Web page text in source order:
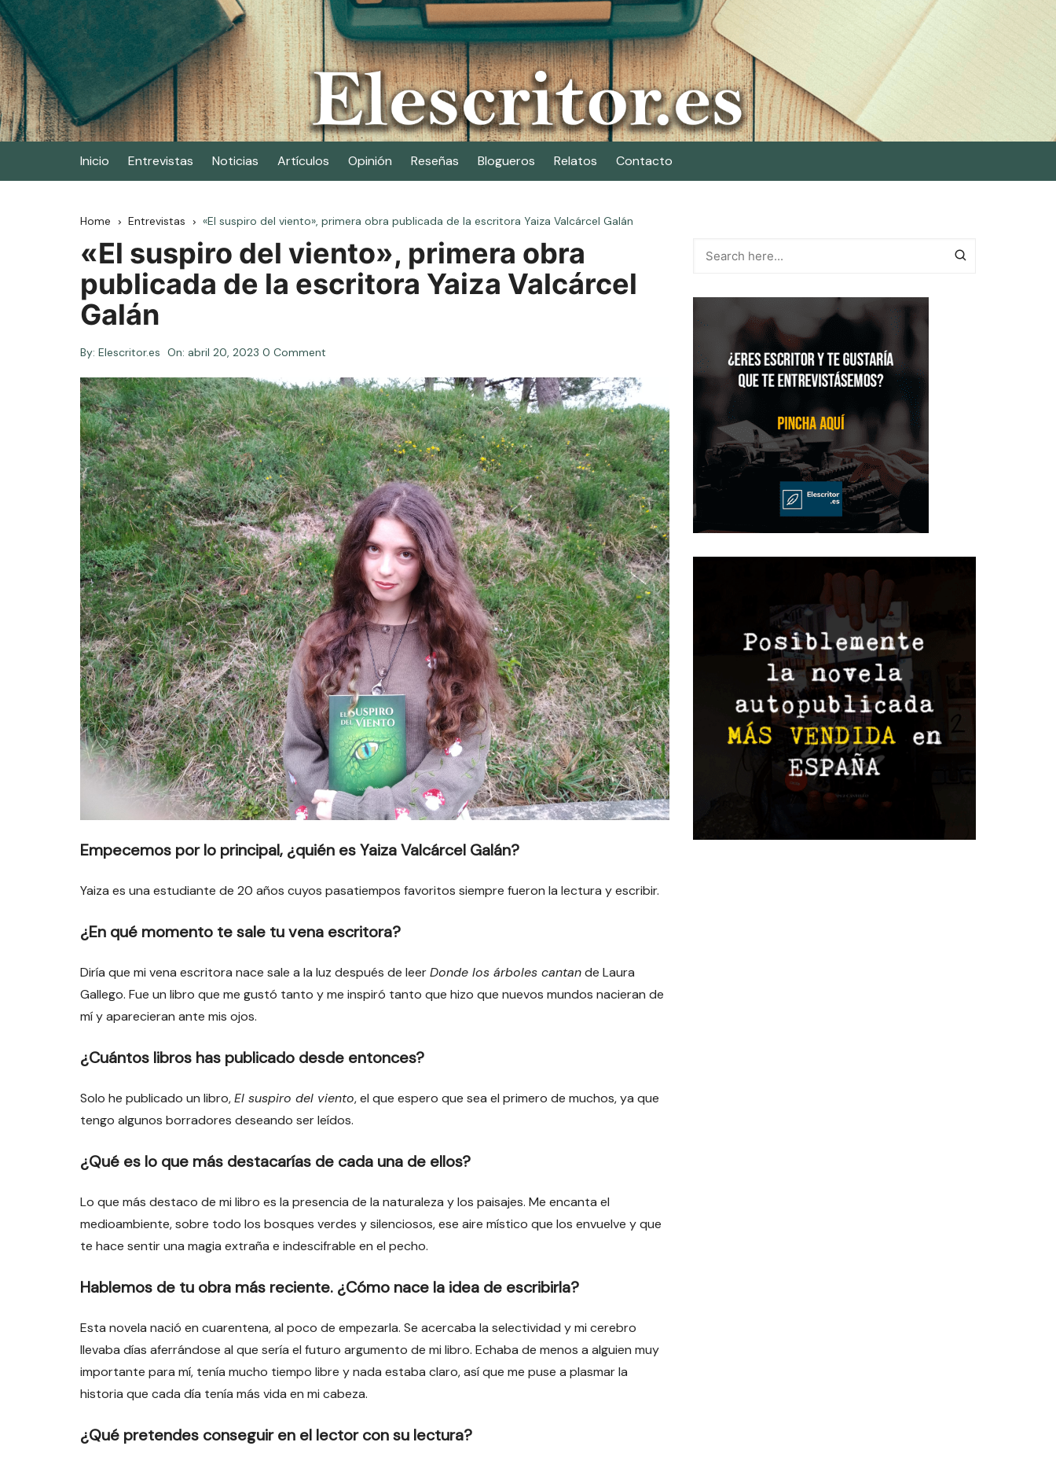
Skip
to
content
Elescritor.es
El periódico digital de los escritores
Inicio Entrevistas Noticias Artículos Opinión Reseñas Blogueros Relatos Contacto
Home Entrevistas «El suspiro del viento», primera obra publicada de la escritora Yaiza Valcárcel Galán
«El suspiro del viento», primera obra
publicada de la escritora Yaiza Valcárcel
Galán
By: Elescritor.es On: abril 20, 2023 0 Comment
Empecemos por lo principal, ¿quién es Yaiza Valcárcel Galán?
Yaiza es una estudiante de 20 años cuyos pasatiempos favoritos siempre fueron la lectura y escribir.
¿En qué momento te sale tu vena escritora?
Diría que mi vena escritora nace sale a la luz después de leerDonde los árboles cantande Laura
Gallego. Fue un libro que me gustó tanto y me inspiró tanto que hizo que nuevos mundos nacieran de
mí y aparecieran ante mis ojos.
¿Cuántos libros has publicado desde entonces?
Solo he publicado un libro,El suspiro del viento, el que espero que sea el primero de muchos, ya que
tengo algunos borradores deseando ser leídos.
¿Qué es lo que más destacarías de cada una de ellos?
Lo que más destaco de mi libro es la presencia de la naturaleza y los paisajes. Me encanta el
medioambiente, sobre todo los bosques verdes y silenciosos, ese aire místico que los envuelve y que
te hace sentir una magia extraña e indescifrable en el pecho.
Hablemos de tu obra más reciente. ¿Cómo nace la idea de escribirla?
Esta novela nació en cuarentena, al poco de empezarla. Se acercaba la selectividad y mi cerebro
llevaba días aferrándose al que sería el futuro argumento de mi libro. Echaba de menos a alguien muy
importante para mí, tenía mucho tiempo libre y nada estaba claro, así que me puse a plasmar la
historia que cada día tenía más vida en mi cabeza.
¿Qué pretendes conseguir en el lector con su lectura?